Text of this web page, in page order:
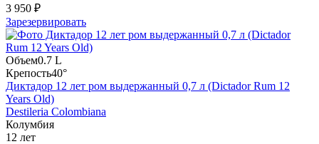
3 950 ₽
Зарезервировать
Объем0.7 L
Крепость40°
Диктадор 12 лет ром выдержанный 0,7 л (Dictador Rum 12
Years Old)
Destileria Colombiana
Колумбия
12 лет